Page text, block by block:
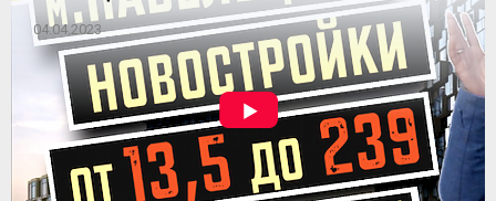
ЖК "Квартал Лукино"
04.04.2023